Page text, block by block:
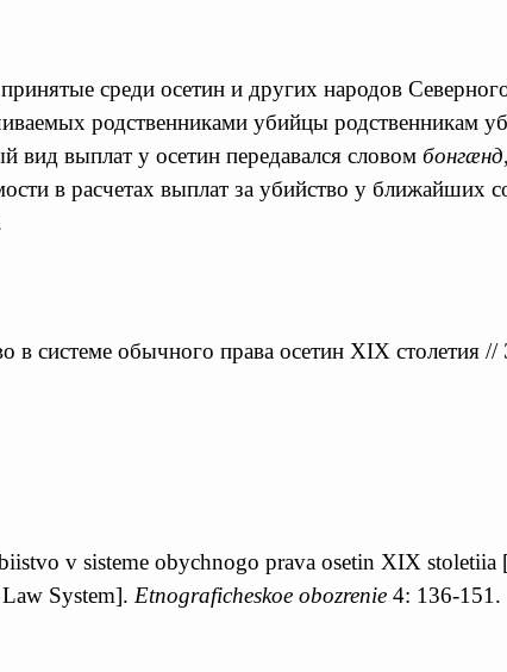
среди осетин и других народов
родственниками убийцы родственникам
вид выплат у осетин передавался словом бонгæнд
в расчетах выплат за убийство у ближайших
в системе обычного права осетин XIX столетия //
v sisteme obychnogo prava osetin XIX
System]. Etnograficheskoe obozrenie 4: 136-151.